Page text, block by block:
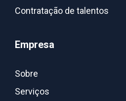
Contratação de talentos
Empresa
Sobre
Serviços